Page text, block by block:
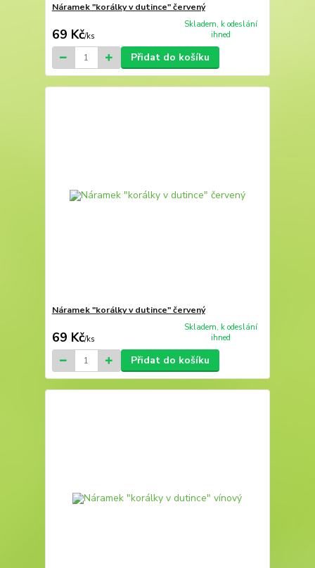
Náramek "korálky v dutince" červený
69 Kč/ks
Skladem, k odeslání
ihned
Přidat do košíku
Náramek "korálky v dutince" červený
69 Kč/ks
Skladem, k odeslání
ihned
Přidat do košíku